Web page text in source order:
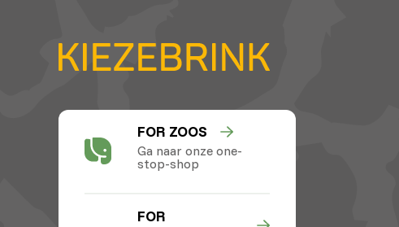
FOR ZOOS
Ga naar onze one-
stop-shop
FOR